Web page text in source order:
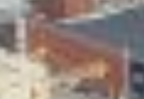
Mämminiemi
Taideapteekki
Kirjasto